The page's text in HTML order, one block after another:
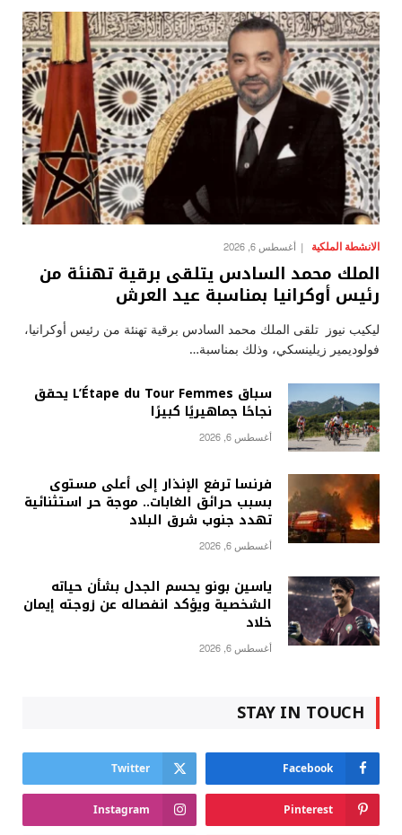
الانشطة الملكية أغسطس 6, 2026
الملك محمد السادس يتلقى برقية تهنئة من
رئيس أوكرانيا بمناسبة عيد العرش
ليكيب نيوز تلقى الملك محمد السادس برقية تهنئة من رئيس أوكرانيا،
فولوديمير زيلينسكي، وذلك بمناسبة…
سباق L’Étape du Tour Femmes يحقق
نجاحًا جماهيريًا كبيرًا
أغسطس 6, 2026
فرنسا ترفع الإنذار إلى أعلى مستوى
بسبب حرائق الغابات.. موجة حر استثنائية
تهدد جنوب شرق البلاد
أغسطس 6, 2026
ياسين بونو يحسم الجدل بشأن حياته
الشخصية ويؤكد انفصاله عن زوجته إيمان
خلاد
أغسطس 6, 2026
STAY IN TOUCH
Facebook
Twitter
Pinterest
Instagram